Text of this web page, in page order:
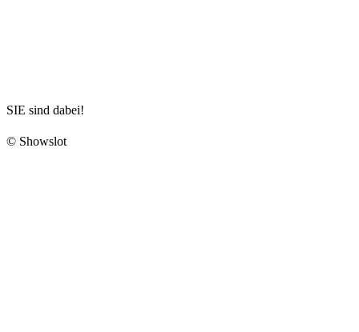
SIE sind dabei!
© Showslot